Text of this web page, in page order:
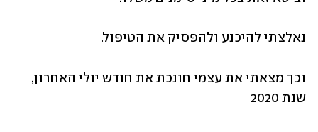
נאלצתי להיכנע ולהפסיק את הטיפול.
שנת 2020